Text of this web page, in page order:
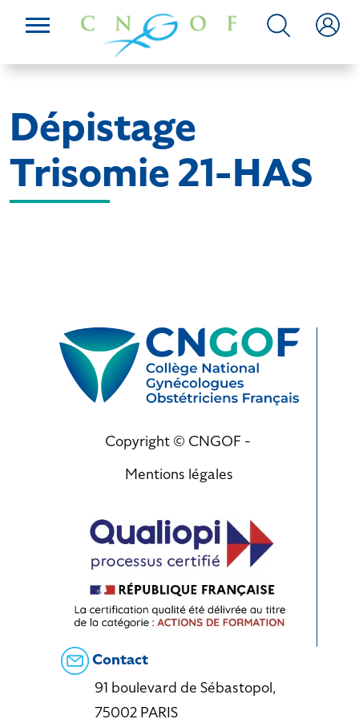
Dépistage
Trisomie 21-HAS
Copyright © CNGOF -
Mentions légales
Contact
91 boulevard de Sébastopol,
75002 PARIS